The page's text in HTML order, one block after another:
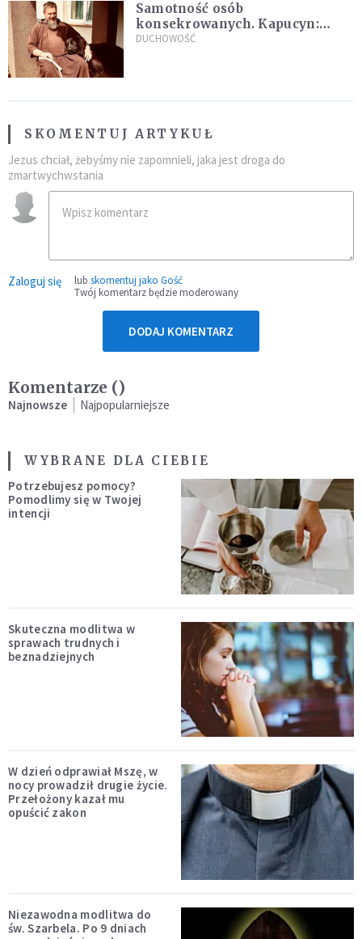
Samotność osób
konsekrowanych. Kapucyn:
Życie w pojedynkę rzadko jest
DUCHOWOŚĆ
SKOMENTUJ ARTYKUŁ
Jezus chciał, żebyśmy nie zapomnieli, jaka jest droga do
zmartwychwstania
Zaloguj się lub skomentuj jako Gość
Twój komentarz będzie moderowany
DODAJ KOMENTARZ
Komentarze ()
Najnowsze Najpopularniejsze
WYBRANE DLA CIEBIE
Potrzebujesz pomocy?
Pomodlimy się w Twojej
intencji
Skuteczna modlitwa w
sprawach trudnych i
beznadziejnych
W dzień odprawiał Mszę, w
nocy prowadził drugie życie.
Przełożony kazał mu
opuścić zakon
Niezawodna modlitwa do
św. Szarbela. Po 9 dniach